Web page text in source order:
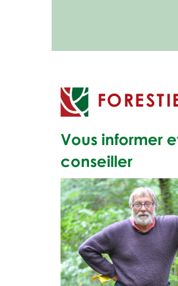
Vous informer
conseiller